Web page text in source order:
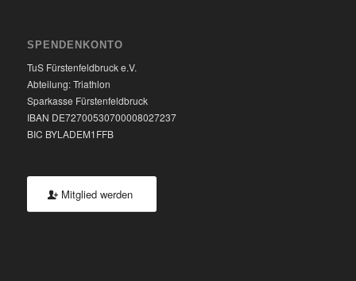
SPENDENKONTO
TuS Fürstenfeldbruck e.V.
Abteilung: Triathlon
Sparkasse Fürstenfeldbruck
IBAN DE72700530700008027237
BIC BYLADEM1FFB
Mitglied werden